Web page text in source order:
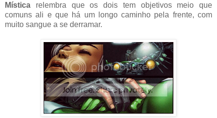
Mística relembra que os dois tem objetivos meio que
comuns ali e que há um longo caminho pela frente, com
muito sangue a se derramar.